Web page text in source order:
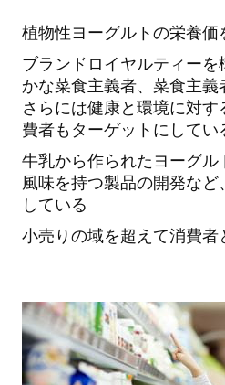
植物性ヨーグルトの栄養価
ブランドロイヤルティー
かな菜食主義者、菜食主義
さらには健康と環境に対
費者もターゲットにしてい
牛乳から作られたヨーグル
風味を持つ製品の開発など
している
小売りの域を超えて消費者